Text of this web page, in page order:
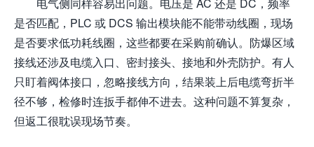
是否匹配，PLC 或 DCS 输出模块能不能带动线圈，现场
是否要求低功耗线圈，这些都要在采购前确认。防爆区域
接线还涉及电缆入口、密封接头、接地和外壳防护。有人
只盯着阀体接口，忽略接线方向，结果装上后电缆弯折半
径不够，检修时连扳手都伸不进去。这种问题不算复杂，
但返工很耽误现场节奏。